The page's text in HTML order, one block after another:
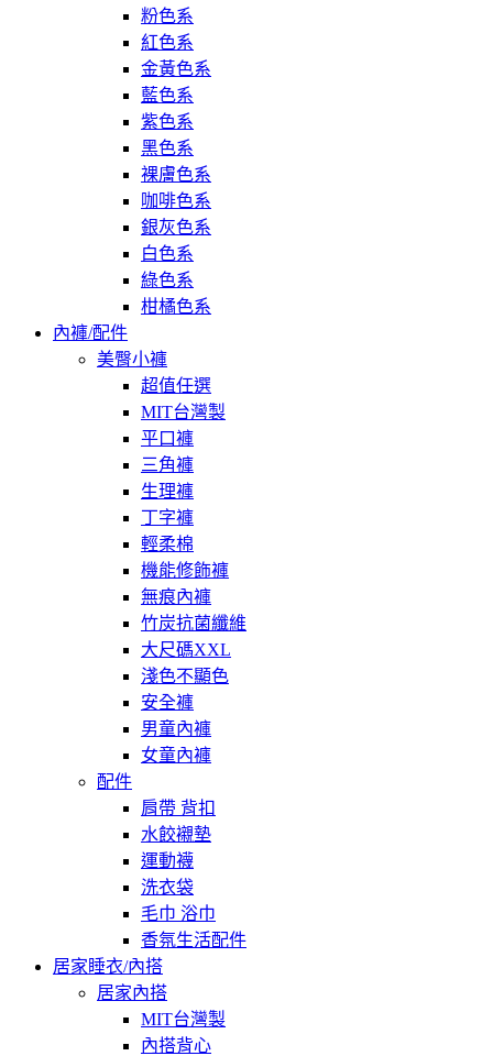
粉色系
紅色系
金黃色系
藍色系
紫色系
黑色系
裸膚色系
咖啡色系
銀灰色系
白色系
綠色系
柑橘色系
內褲/配件
美臀小褲
超值任選
MIT台灣製
平口褲
三角褲
生理褲
丁字褲
輕柔棉
機能修飾褲
無痕內褲
竹炭抗菌纖維
大尺碼XXL
淺色不顯色
安全褲
男童內褲
女童內褲
配件
肩帶 背扣
水餃襯墊
運動襪
洗衣袋
毛巾 浴巾
香氛生活配件
居家睡衣/內搭
居家內搭
MIT台灣製
內搭背心